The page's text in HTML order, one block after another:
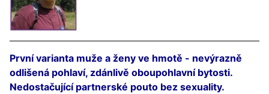
První varianta muže a ženy ve hmotě - nevýrazně
odlišená pohlaví, zdánlivě oboupohlavní bytosti.
Nedostačující partnerské pouto bez sexuality.